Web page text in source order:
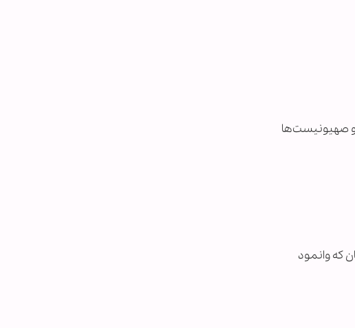
و صهیونیست‌ها
که وانمود